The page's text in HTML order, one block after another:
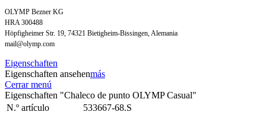
OLYMP Bezner KG
HRA 300488
Höpfigheimer Str. 19, 74321 Bietigheim-Bissingen, Alemania
mail@olymp.com
Eigenschaften
Eigenschaften ansehenmás
Cerrar menú
Eigenschaften "Chaleco de punto OLYMP Casual"
N.º artículo
533667-68.S